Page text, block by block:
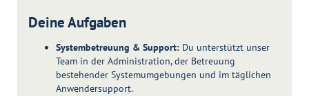
Deine Aufgaben
Systembetreuung & Support: Du unterstützt unser
Team in der Administration, der Betreuung
bestehender Systemumgebungen und im täglichen
Anwendersupport.